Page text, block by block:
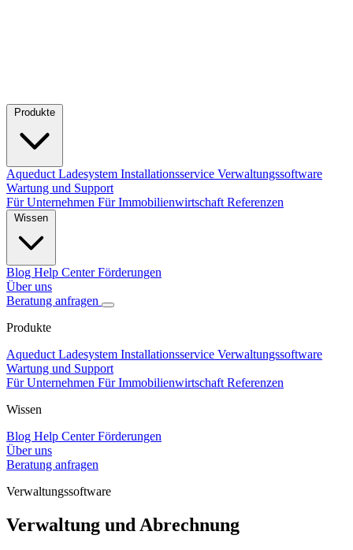
Aqueduct Ladesystem Installationsservice Verwaltungssoftware
Wartung und Support
Für Unternehmen Für Immobilienwirtschaft Referenzen
Blog Help CenterFörderungen
Über uns
Beratung anfragen
Produkte
Aqueduct Ladesystem Installationsservice Verwaltungssoftware
Wartung und Support
Für Unternehmen Für Immobilienwirtschaft Referenzen
Wissen
Blog Help CenterFörderungen
Über uns
Beratung anfragen
Verwaltungssoftware
Verwaltung und Abrechnung